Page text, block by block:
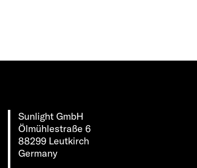
Sunlight GmbH
Ölmühlestraße 6
88299 Leutkirch
Germany